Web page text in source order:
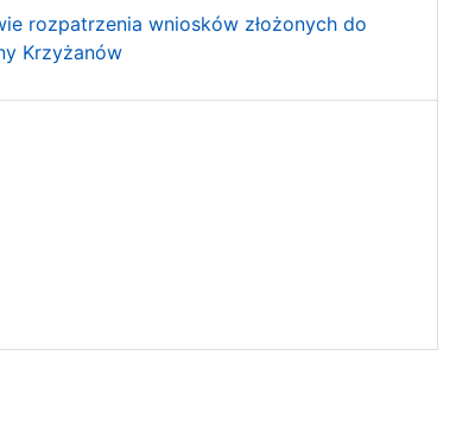
rozpatrzenia wniosków złożonych do
Krzyżanów